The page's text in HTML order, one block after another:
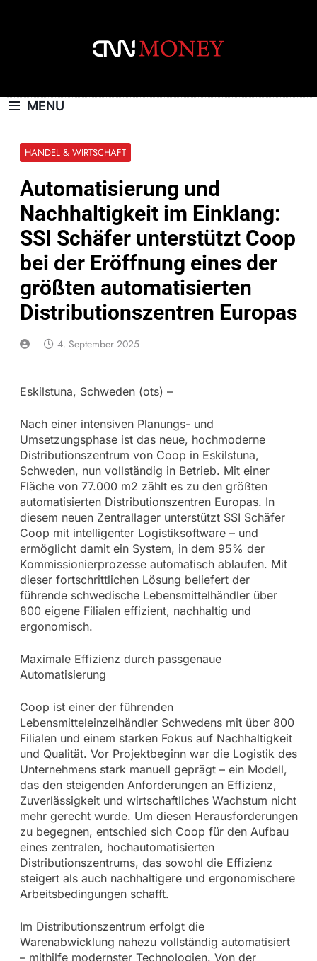
MENU
HANDEL & WIRTSCHAFT
Automatisierung und
Nachhaltigkeit im Einklang:
SSI Schäfer unterstützt Coop
bei der Eröffnung eines der
größten automatisierten
Distributionszentren Europas
4. September 2025
Eskilstuna, Schweden (ots) –
Nach einer intensiven Planungs- und
Umsetzungsphase ist das neue, hochmoderne
Distributionszentrum von Coop in Eskilstuna,
Schweden, nun vollständig in Betrieb. Mit einer
Fläche von 77.000 m2 zählt es zu den größten
automatisierten Distributionszentren Europas. In
diesem neuen Zentrallager unterstützt SSI Schäfer
Coop mit intelligenter Logistiksoftware – und
ermöglicht damit ein System, in dem 95% der
Kommissionierprozesse automatisch ablaufen. Mit
dieser fortschrittlichen Lösung beliefert der
führende schwedische Lebensmittelhändler über
800 eigene Filialen effizient, nachhaltig und
ergonomisch.
Maximale Effizienz durch passgenaue
Automatisierung
Coop ist einer der führenden
Lebensmitteleinzelhändler Schwedens mit über 800
Filialen und einem starken Fokus auf Nachhaltigkeit
und Qualität. Vor Projektbeginn war die Logistik des
Unternehmens stark manuell geprägt – ein Modell,
das den steigenden Anforderungen an Effizienz,
Zuverlässigkeit und wirtschaftliches Wachstum nicht
mehr gerecht wurde. Um diesen Herausforderungen
zu begegnen, entschied sich Coop für den Aufbau
eines zentralen, hochautomatisierten
Distributionszentrums, das sowohl die Effizienz
steigert als auch nachhaltigere und ergonomischere
Arbeitsbedingungen schafft.
Im Distributionszentrum erfolgt die
Warenabwicklung nahezu vollständig automatisiert
– mithilfe modernster Technologien. Von der